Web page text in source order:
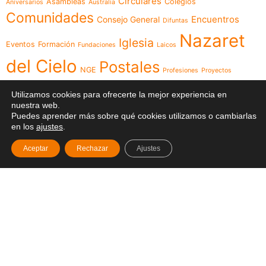
Aniversarios Australia
Comunidades Consejo General Difuntas Encuentros
Eventos Formación Fundaciones Iglesia Laicos
Nazaret
del Cielo NGE Postales Profesiones Proyectos
Recursos Red Religiosas Reuniones Videos
VisitaVisita Canónica XXIII Capítulo
General
Menú
Utilizamos cookies para ofrecerte la mejor experiencia en
nuestra web.
Puedes aprender más sobre qué cookies utilizamos o cambiarlas
en los ajustes
Aceptar Rechazar Ajustes